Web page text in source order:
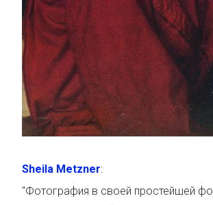
Sheila Metzner:
"Фотография в своей простейшей